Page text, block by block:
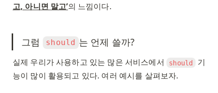
고, 아니면 말고’의 느낌이다.
그럼 should 는 언제 쓸까?
실제 우리가 사용하고 있는 많은 서비스에서 should
기
능이 많이 활용되고 있다. 여러 예시를 살펴보자.